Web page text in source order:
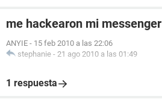
me hackearon mi messenger
ANYIE - 15 feb 2010 a las 22:06
stephanie - 21 ago 2010 a las 01:49
1 respuesta